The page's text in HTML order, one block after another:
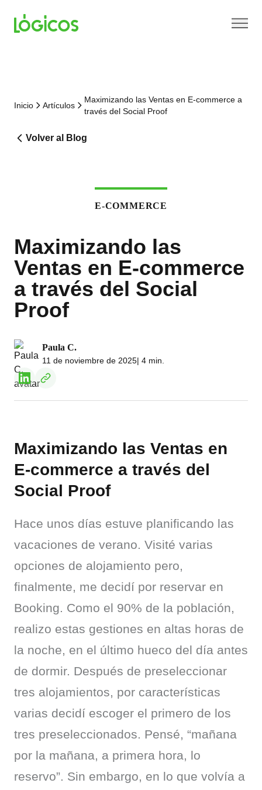
Inicio Artículos
Maximizando las Ventas en E-commerce a
través del Social Proof
Volver al Blog
E-COMMERCE
Maximizando las
Ventas en E-commerce
a través del Social
Proof
Paula C.
11 de noviembre de 2025| 4 min.
Maximizando las Ventas en
E-commerce a través del
Social Proof
Hace unos días estuve planificando las
vacaciones de verano. Visité varias
opciones de alojamiento pero,
finalmente, me decidí por reservar en
Booking. Como el 90% de la población,
realizo estas gestiones en altas horas de
la noche, en el último hueco del día antes
de dormir. Después de preseleccionar
tres alojamientos, por características
varias decidí escoger el primero de los
tres preseleccionados. Pensé, “mañana
por la mañana, a primera hora, lo
reservo”. Sin embargo, en lo que volvía a